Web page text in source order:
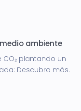
ambiente
plantando un
Descubra más.